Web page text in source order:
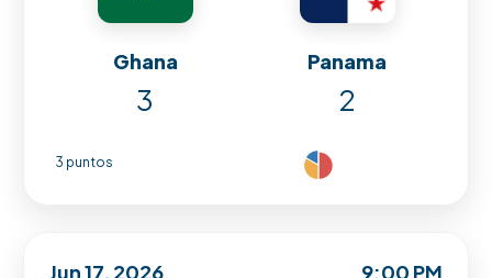
Ghana Panama
3 2
3 puntos
Jun 17, 2026 9:00 PM